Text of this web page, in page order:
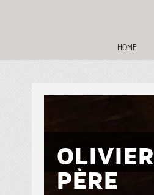
HOME
OLIVIER
PÈRE